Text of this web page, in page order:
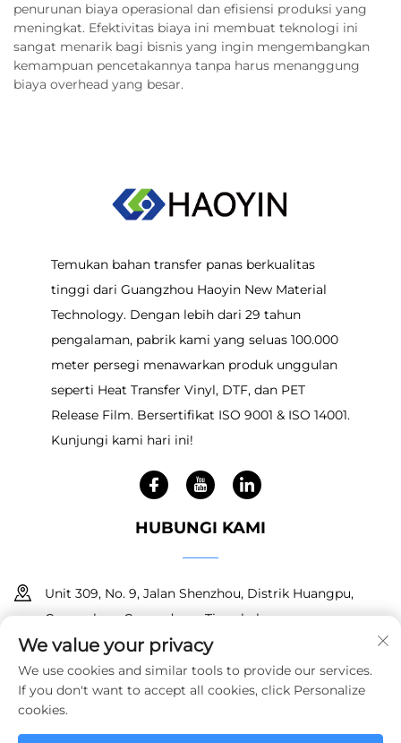
penurunan biaya operasional dan efisiensi produksi yang
meningkat. Efektivitas biaya ini membuat teknologi ini
sangat menarik bagi bisnis yang ingin mengembangkan
kemampuan pencetakannya tanpa harus menanggung
biaya overhead yang besar.
Temukan bahan transfer panas berkualitas
tinggi dari Guangzhou Haoyin New Material
Technology. Dengan lebih dari 29 tahun
pengalaman, pabrik kami yang seluas 100.000
meter persegi menawarkan produk unggulan
seperti Heat Transfer Vinyl, DTF, dan PET
Release Film. Bersertifikat ISO 9001 & ISO 14001.
Kunjungi kami hari ini!
HUBUNGI KAMI
Unit 309, No. 9, Jalan Shenzhou, Distrik Huangpu,
Guangzhou, Guangdong, Tiongkok
+86 18150601728
[email protected]
We value your privacy
We use cookies and similar tools to provide our services.
If you don't want to accept all cookies, click Personalize
cookies.